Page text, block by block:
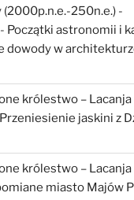
250n.e.) -
- Początki astronomii i
dowody w
królestwo – Lacanja
jaskini z
królestwo – Lacanja
miasto Majów